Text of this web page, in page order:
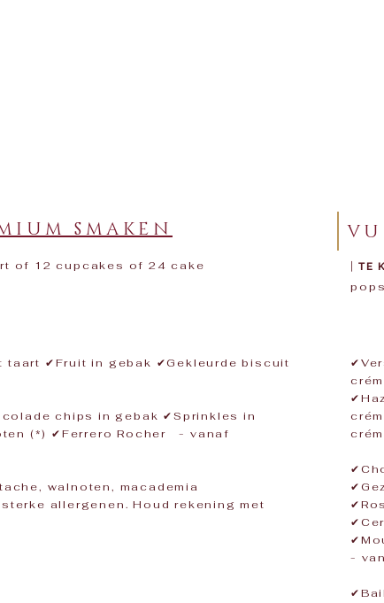
SMAKEN
of 12 cupcakes of 24 cake
taart ✔Fruit in gebak ✔Gekleurde biscuit
chips in gebak ✔Sprinkles in
(*) ✔Ferrero Rocher - vanaf
walnoten, macademia
allergenen. Houd rekening met
TE
pops​​
-